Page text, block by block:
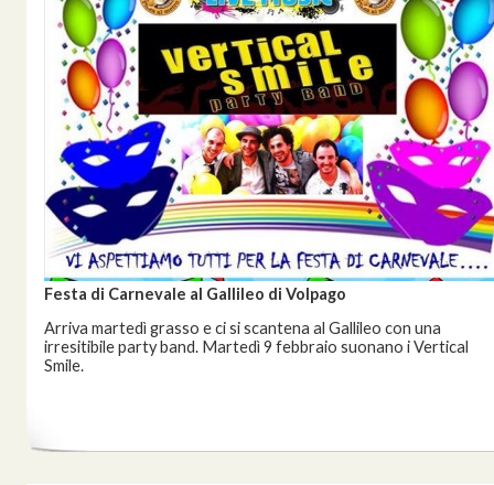
Festa di Carnevale al Gallileo di Volpago
Arriva martedì grasso e ci si scantena al Gallileo con una
irresitibile party band. Martedì 9 febbraio suonano i Vertical
Smile.